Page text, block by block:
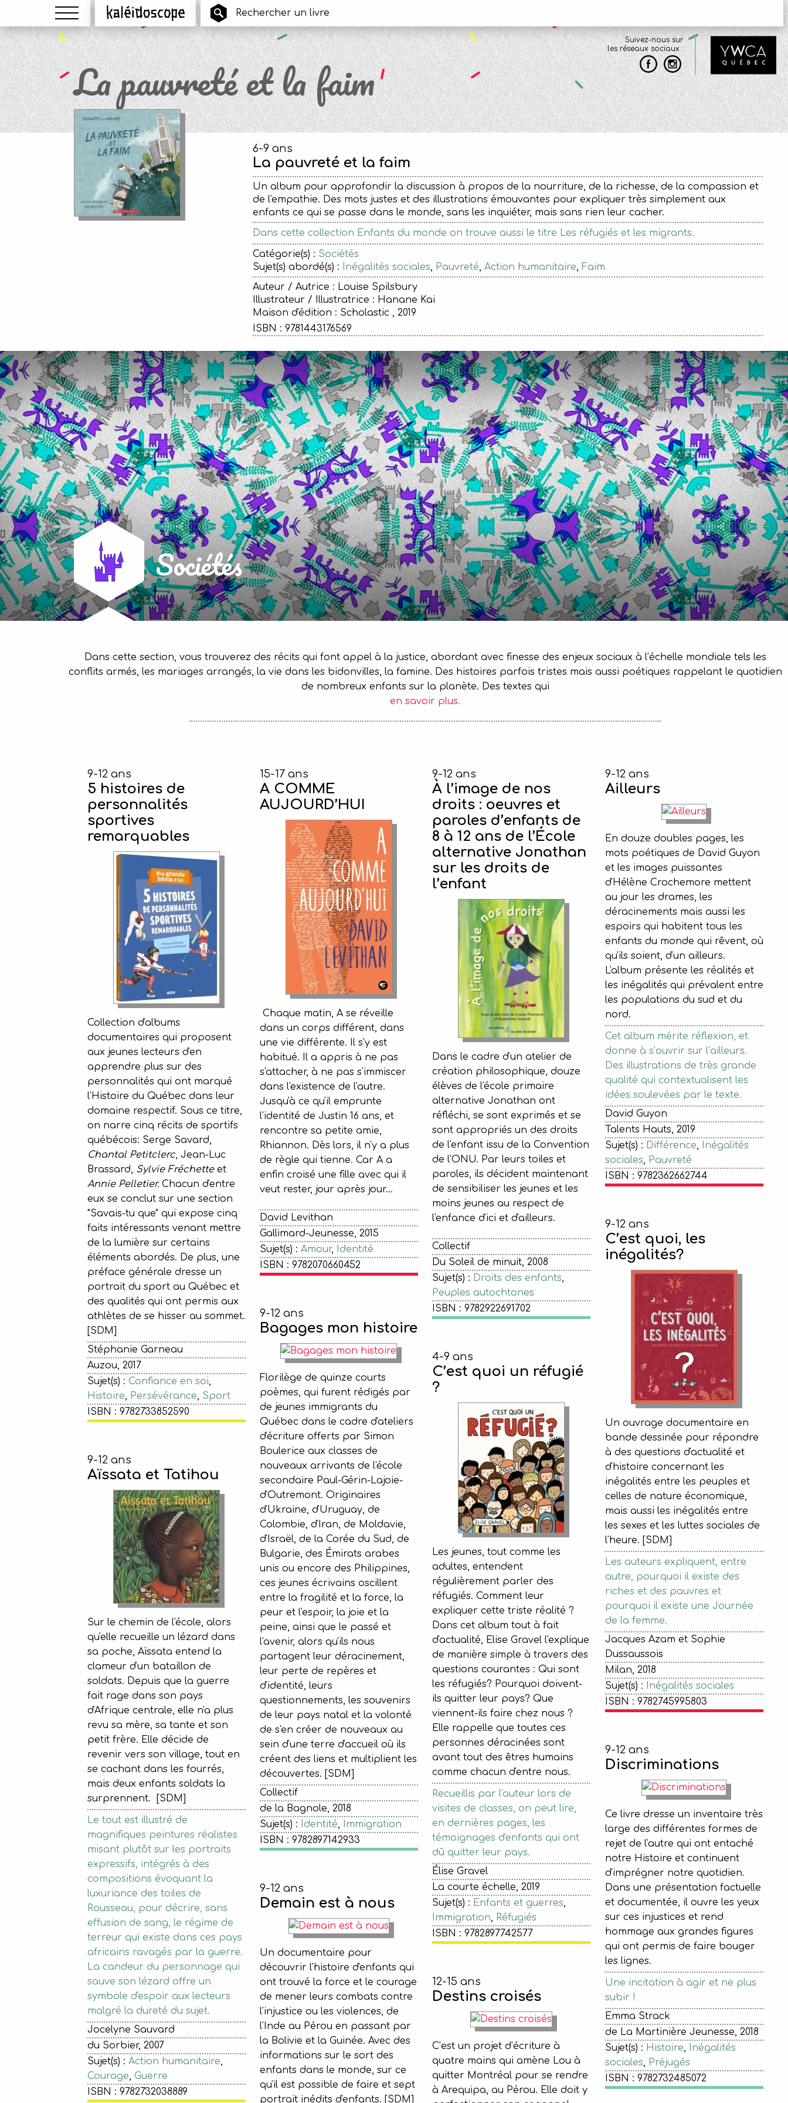
Menu Kaléidoscope
Suivez-nous sur
les réseaux sociaux :
La pauvreté et la faim
6-9 ans
La pauvreté et la faim
Un album pour approfondir la discussion à propos de la nourriture, de la richesse, de la compassion et
de l'empathie. Des mots justes et des illustrations émouvantes pour expliquer très simplement aux
enfants ce qui se passe dans le monde, sans les inquiéter, mais sans rien leur cacher.
Dans cette collection Enfants du monde on trouve aussi le titre Les réfugiés et les migrants.
Catégorie(s) : Sociétés
Sujet(s) abordé(s) :
Inégalités sociales, Pauvreté, Action humanitaire, Faim
Auteur / Autrice : Louise Spilsbury
Illustrateur / Illustratrice : Hanane Kai
Maison d'édition : Scholastic , 2019
ISBN : 9781443176569
Sociétés
Dans cette section, vous trouverez des récits qui font appel à la justice, abordant avec finesse des enjeux sociaux à l’échelle mondiale tels les
conflits armés, les mariages arrangés, la vie dans les bidonvilles, la famine. Des histoires parfois tristes mais aussi poétiques rappelant le quotidien
de nombreux enfants sur la planète. Des textes qui
en savoir plus.
9-12 ans
5 histoires de
personnalités
sportives
remarquables
Collection d'albums
documentaires qui proposent
aux jeunes lecteurs d'en
apprendre plus sur des
personnalités qui ont marqué
l'Histoire du Québec dans leur
domaine respectif. Sous ce titre,
on narre cinq récits de sportifs
québécois: Serge Savard,
Chantal Petitclerc, Jean-Luc
Brassard, Sylvie Fréchetteet
Annie Pelletier.Chacun d'entre
eux se conclut sur une section
"Savais-tu que" qui expose cinq
faits intéressants venant mettre
de la lumière sur certains
éléments abordés. De plus, une
préface générale dresse un
portrait du sport au Québec et
des qualités qui ont permis aux
athlètes de se hisser au sommet.
[SDM]
Stéphanie Garneau
Auzou, 2017
Sujet(s) : Confiance en soi,
Histoire, Persévérance, Sport
ISBN : 9782733852590
15-17 ans
A COMME
AUJOURD’HUI
Chaque matin, A se réveille
dans un corps différent, dans
une vie différente. Il s'y est
habitué. Il a appris à ne pas
s'attacher, à ne pas s'immiscer
dans l'existence de l'autre.
Jusqu'à ce qu'il emprunte
l'identité de Justin 16 ans, et
rencontre sa petite amie,
Rhiannon. Dès lors, il n'y a plus
de règle qui tienne. Car A a
enfin croisé une fille avec qui il
veut rester, jour après jour...
David Levithan
Gallimard-Jeunesse, 2015
Sujet(s) : Amour,
Identité
ISBN : 9782070660452
9-12 ans
À l’image de nos
droits : oeuvres et
paroles d’enfants de
8 à 12 ans de l’École
alternative Jonathan
sur les droits de
l’enfant
Dans le cadre d'un atelier de
création philosophique, douze
élèves de l'école primaire
alternative Jonathan ont
réfléchi, se sont exprimés et se
sont appropriés un des droits
de l'enfant issu de la Convention
de l'ONU. Par leurs toiles et
paroles, ils décident maintenant
de sensibiliser les jeunes et les
moins jeunes au respect de
l'enfance d'ici et d'ailleurs.
Collectif
Du Soleil de minuit, 2008
Sujet(s) : Droits des enfants,
Peuples autochtones
ISBN : 9782922691702
9-12 ans
Ailleurs
En douze doubles pages, les
mots poétiques de David Guyon
et les images puissantes
d'Hélène Crochemore mettent
au jour les drames, les
déracinements mais aussi les
espoirs qui habitent tous les
enfants du monde qui rêvent, où
qu'ils soient, d'un ailleurs.
L'album présente les réalités et
les inégalités qui prévalent entre
les populations du sud et du
nord.
Cet album mérite réflexion, et
donne à s’ouvrir sur l’ailleurs.
Des illustrations de très grande
qualité qui contextualisent les
idées soulevées par le texte.
David Guyon
Talents Hauts, 2019
Sujet(s) : Différence,
Inégalités
sociales, Pauvreté
ISBN : 9782362662744
9-12 ans
Aïssata et Tatihou
Sur le chemin de l'école, alors
qu'elle recueille un lézard dans
sa poche, Aïssata entend la
clameur d'un bataillon de
soldats. Depuis que la guerre
fait rage dans son pays
d'Afrique centrale, elle n'a plus
revu sa mère, sa tante et son
petit frère. Elle décide de
revenir vers son village, tout en
se cachant dans les fourrés,
mais deux enfants soldats la
surprennent. [SDM]
Le tout est illustré de
magnifiques peintures réalistes
misant plutôt sur les portraits
expressifs, intégrés à des
compositions évoquant la
luxuriance des toiles de
Rousseau, pour décrire, sans
effusion de sang, le régime de
terreur qui existe dans ces pays
africains ravagés par la guerre.
La candeur du personnage qui
sauve son lézard offre un
symbole d'espoir aux lecteurs
malgré la dureté du sujet.
Jocelyne Sauvard
du Sorbier, 2007
Sujet(s) : Action humanitaire,
Courage, Guerre
ISBN : 9782732038889
9-12 ans
Bagages mon histoire
Florilège de quinze courts
poèmes, qui furent rédigés par
de jeunes immigrants du
Québec dans le cadre d'ateliers
d'écriture offerts par Simon
Boulerice aux classes de
nouveaux arrivants de l'école
secondaire Paul-Gérin-Lajoie-
d'Outremont. Originaires
d'Ukraine, d'Uruguay, de
Colombie, d'Iran, de Moldavie,
d'Israël, de la Corée du Sud, de
Bulgarie, des Émirats arabes
unis ou encore des Philippines,
ces jeunes écrivains oscillent
entre la fragilité et la force, la
peur et l'espoir, la joie et la
peine, ainsi que le passé et
l'avenir, alors qu'ils nous
partagent leur déracinement,
leur perte de repères et
d'identité, leurs
questionnements, les souvenirs
de leur pays natal et la volonté
de s'en créer de nouveaux au
sein d'une terre d'accueil où ils
créent des liens et multiplient les
découvertes. [SDM]
Collectif
de la Bagnole, 2018
Sujet(s) :
Identité,
Immigration
ISBN : 9782897142933
4-9 ans
C’est quoi un réfugié
?
Les jeunes, tout comme les
adultes, entendent
régulièrement parler des
réfugiés. Comment leur
expliquer cette triste réalité ?
Dans cet album tout à fait
d'actualité, Elise Gravel l'explique
de manière simple à travers des
questions courantes : Qui sont
les réfugiés? Pourquoi doivent-
ils quitter leur pays? Que
viennent-ils faire chez nous ?
Elle rappelle que toutes ces
personnes déracinées sont
avant tout des êtres humains
comme chacun d'entre nous.
Recueillis par l'auteur lors de
visites de classes, on peut lire,
en dernières pages, les
témoignages d'enfants qui ont
dû quitter leur pays.
Élise Gravel
La courte échelle, 2019
Sujet(s) : Enfants et guerres,
Immigration, Réfugiés
ISBN : 9782897742577
9-12 ans
C’est quoi, les
inégalités?
Un ouvrage documentaire en
bande dessinée pour répondre
à des questions d'actualité et
d'histoire concernant les
inégalités entre les peuples et
celles de nature économique,
mais aussi les inégalités entre
les sexes et les luttes sociales de
l'heure. [SDM]
Les auteurs expliquent, entre
autre, pourquoi il existe des
riches et des pauvres et
pourquoi il existe une Journée
de la femme.
Jacques Azam et Sophie
Dussaussois
Milan, 2018
Sujet(s) :
Inégalités sociales
ISBN : 9782745995803
9-12 ans
Demain est à nous
Un documentaire pour
découvrir l'histoire d'enfants qui
ont trouvé la force et le courage
de mener leurs combats contre
l'injustice ou les violences, de
l'Inde au Pérou en passant par
la Bolivie et la Guinée. Avec des
informations sur le sort des
enfants dans le monde, sur ce
qu'il est possible de faire et sept
portrait inédits d'enfants. [SDM]
12-15 ans
Destins croisés
C’est un projet d’écriture à
quatre mains qui amène Lou à
quitter Montréal pour se rendre
à Arequipa, au Pérou. Elle doit y
9-12 ans
Discriminations
Ce livre dresse un inventaire très
large des différentes formes de
rejet de l'autre qui ont entaché
notre Histoire et continuent
d'imprégner notre quotidien.
Dans une présentation factuelle
et documentée, il ouvre les yeux
sur ces injustices et rend
hommage aux grandes figures
qui ont permis de faire bouger
les lignes.
Une incitation à agir et ne plus
subir !
Emma Strack
de La Martinière Jeunesse, 2018
Sujet(s) : Histoire,
Inégalités
sociales, Préjugés
ISBN : 9782732485072